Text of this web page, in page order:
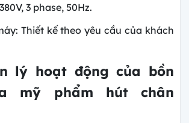
3 phase, 50Hz.
Thiết kế theo yêu cầu của khách
lý hoạt động của bồn
mỹ phẩm hút chân